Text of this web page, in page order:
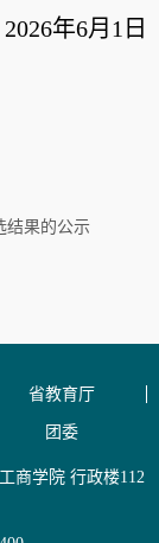
2026年6月 1 日
结果的公示
省教育厅
团委
商学院 行政楼112